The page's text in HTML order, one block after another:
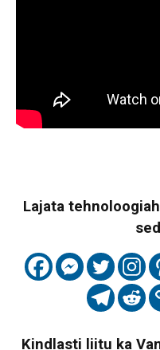
Lajata
Kindlasti liitu ka